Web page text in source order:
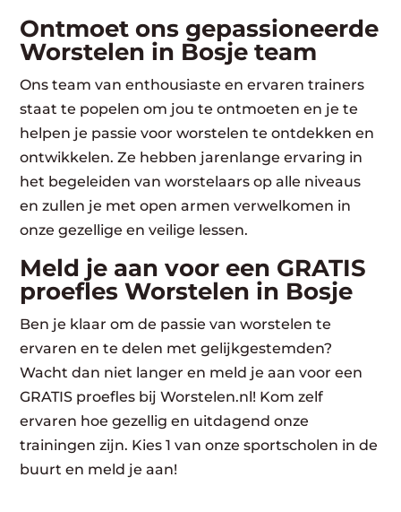
Ontmoet ons gepassioneerde
Worstelen in Bosje team
Ons team van enthousiaste en ervaren trainers
staat te popelen om jou te ontmoeten en je te
helpen je passie voor worstelen te ontdekken en
ontwikkelen. Ze hebben jarenlange ervaring in
het begeleiden van worstelaars op alle niveaus
en zullen je met open armen verwelkomen in
onze gezellige en veilige lessen.
Meld je aan voor een GRATIS
proefles Worstelen in Bosje
Ben je klaar om de passie van worstelen te
ervaren en te delen met gelijkgestemden?
Wacht dan niet langer en meld je aan voor een
GRATIS proefles bij Worstelen.nl! Kom zelf
ervaren hoe gezellig en uitdagend onze
trainingen zijn. Kies 1 van onze sportscholen in de
buurt en meld je aan!